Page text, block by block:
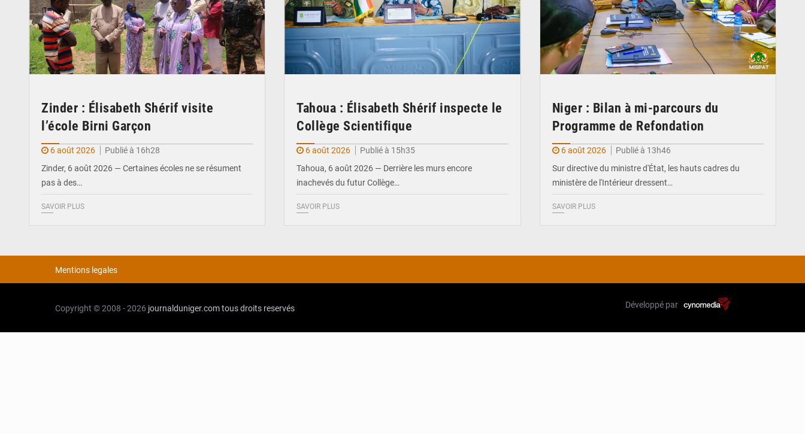
Zinder : Élisabeth Shérif visite
l’école Birni Garçon
6 août 2026
Publié à 16h28
Zinder, 6 août 2026 — Certaines écoles ne se résument
pas à des…
SAVOIR PLUS
Tahoua : Élisabeth Shérif inspecte le
Collège Scientifique
6 août 2026
Publié à 15h35
Tahoua, 6 août 2026 — Derrière les murs encore
inachevés du futur Collège…
SAVOIR PLUS
Niger : Bilan à mi-parcours du
Programme de Refondation
6 août 2026
Publié à 13h46
Sur directive du ministre d'État, les hauts cadres du
ministère de l'Intérieur dressent…
SAVOIR PLUS
Mentions legales
Copyright © 2008 - 2026 journalduniger.comtous droits reservés Développé par